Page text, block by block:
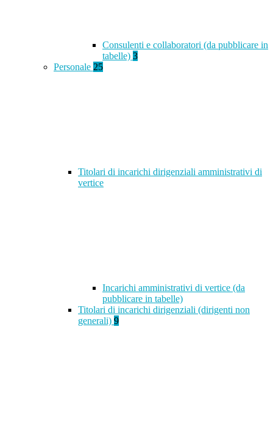
Consulenti e collaboratori (da pubblicare in
tabelle) 3
Personale 25
Titolari di incarichi dirigenziali amministrativi di
vertice
Incarichi amministrativi di vertice (da
pubblicare in tabelle)
Titolari di incarichi dirigenziali (dirigenti non
generali) 9